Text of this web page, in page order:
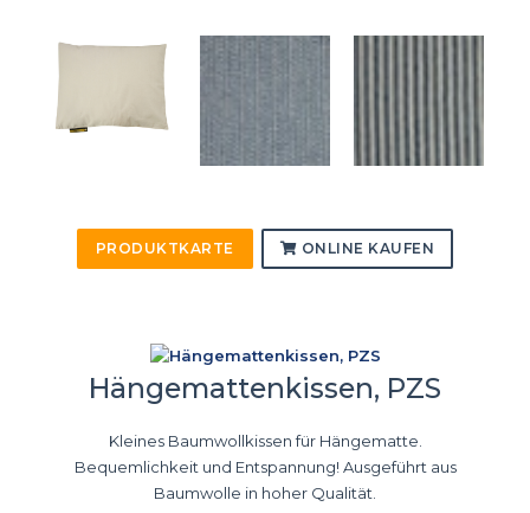
PRODUKTKARTE ONLINE KAUFEN
Hängemattenkissen, PZS
Kleines Baumwollkissen für Hängematte.
Bequemlichkeit und Entspannung! Ausgeführt aus
Baumwolle in hoher Qualität.